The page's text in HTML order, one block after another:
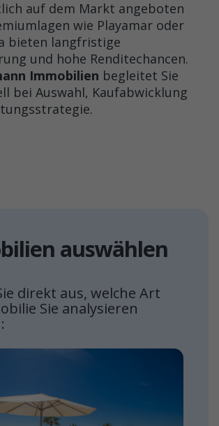
auf dem Markt angeboten
wie Playamar oder
bieten langfristige
und hohe Renditechancen.
Immobilien begleitet Sie
bei Auswahl, Kaufabwicklung
auswählen
direkt aus, welche Art
Sie analysieren